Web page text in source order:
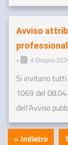
Avviso
• 4 Giugno
Si invitano tutti
1069 del
dell’Avviso
« Indietro 1